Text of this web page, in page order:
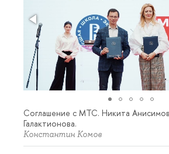
Соглашение с МТС. Никита
Галактионова.
Константин Комов